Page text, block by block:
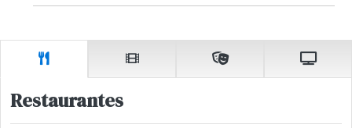
Restaurantes